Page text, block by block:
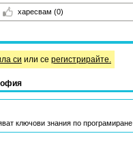
харесвам (0)
си или се регистрирайте.
ключови знания по